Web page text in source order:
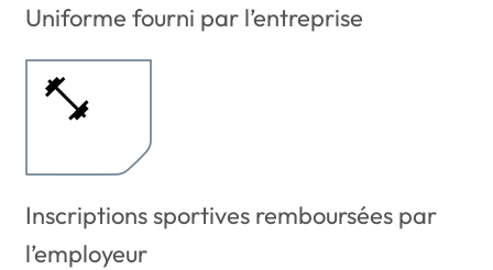
Uniforme fourni par l’entreprise
Inscriptions sportives remboursées par
l’employeur